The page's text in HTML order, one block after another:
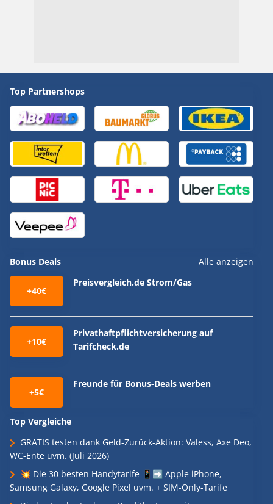
Top Partnershops
Bonus Deals Alle anzeigen
+40€
Preisvergleich.de Strom/Gas
+10€
Privathaftpflichtversicherung auf
Tarifcheck.de
+5€
Freunde für Bonus-Deals werben
Top Vergleiche
GRATIS testen dank Geld-Zurück-Aktion: Valess, Axe Deo,
WC-Ente uvm. (Juli 2026)
💥 Die 30 besten Handytarife 📱➡️ Apple iPhone,
Samsung Galaxy, Google Pixel uvm. + SIM-Only-Tarife